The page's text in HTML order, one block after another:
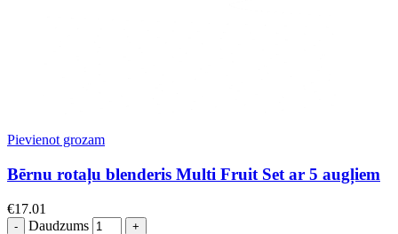
Pievienot grozam
Bērnu rotaļu blenderis Multi Fruit Set ar 5 augļiem
€17.01
Daudzums